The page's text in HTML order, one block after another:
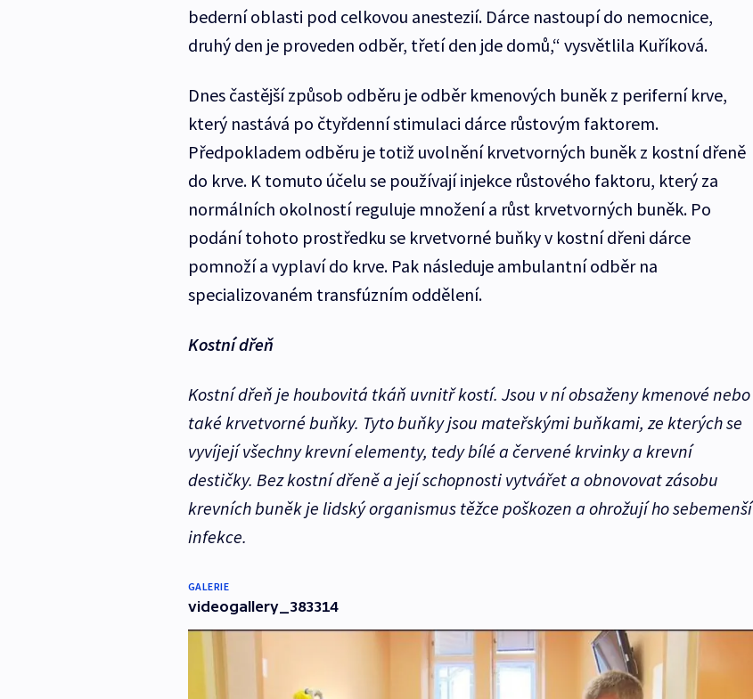
bederní oblasti pod celkovou anestezií. Dárce nastoupí do nemocnice,
druhý den je proveden odběr, třetí den jde domů,“ vysvětlila Kuříková.
Dnes častější způsob odběru je odběr kmenových buněk z periferní krve,
který nastává po čtyřdenní stimulaci dárce růstovým faktorem.
Předpokladem odběru je totiž uvolnění krvetvorných buněk z kostní dřeně
do krve. K tomuto účelu se používají injekce růstového faktoru, který za
normálních okolností reguluje množení a růst krvetvorných buněk. Po
podání tohoto prostředku se krvetvorné buňky v kostní dřeni dárce
pomnoží a vyplaví do krve. Pak následuje ambulantní odběr na
specializovaném transfúzním oddělení.
Kostní dřeň
Kostní dřeň je houbovitá tkáň uvnitř kostí. Jsou v ní obsaženy kmenové nebo
také krvetvorné buňky. Tyto buňky jsou mateřskými buňkami, ze kterých se
vyvíjejí všechny krevní elementy, tedy bílé a červené krvinky a krevní
destičky. Bez kostní dřeně a její schopnosti vytvářet a obnovovat zásobu
krevních buněk je lidský organismus těžce poškozen a ohrožují ho sebemenší
infekce.
GALERIE
videogallery_383314